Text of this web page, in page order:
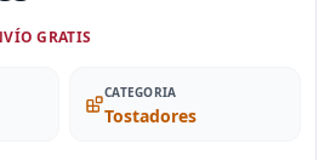
GRATIS
CATEGORIA
Tostadores